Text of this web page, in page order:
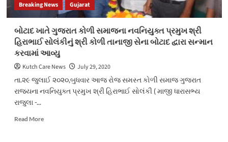
Breaking News Gujarat
બોટાદ ખાતે ગુજરાત કોળી સમાજના નવનિયુક્ત પ્રમુખ શ્રી
હિરાભાઈ સોલંકીનું શ્રી કોળી તાનાજી સેના બોટાદ દ્વારા સન્માન
કરવામાં આવ્યુ
Kutch Care News
July 29, 2020
તા.૨૯ જુલાઈ ૨૦૨૦,બુધવાર આજ રોજ સમસ્ત કોળી સમાજ ગુજરાત
રાજયના નવનિયુક્ત પ્રમુખ શ્રી હિરાભાઈ સોલંકી ( માજી ધારાસભ્ય
રાજુલા -...
Read MoreRead